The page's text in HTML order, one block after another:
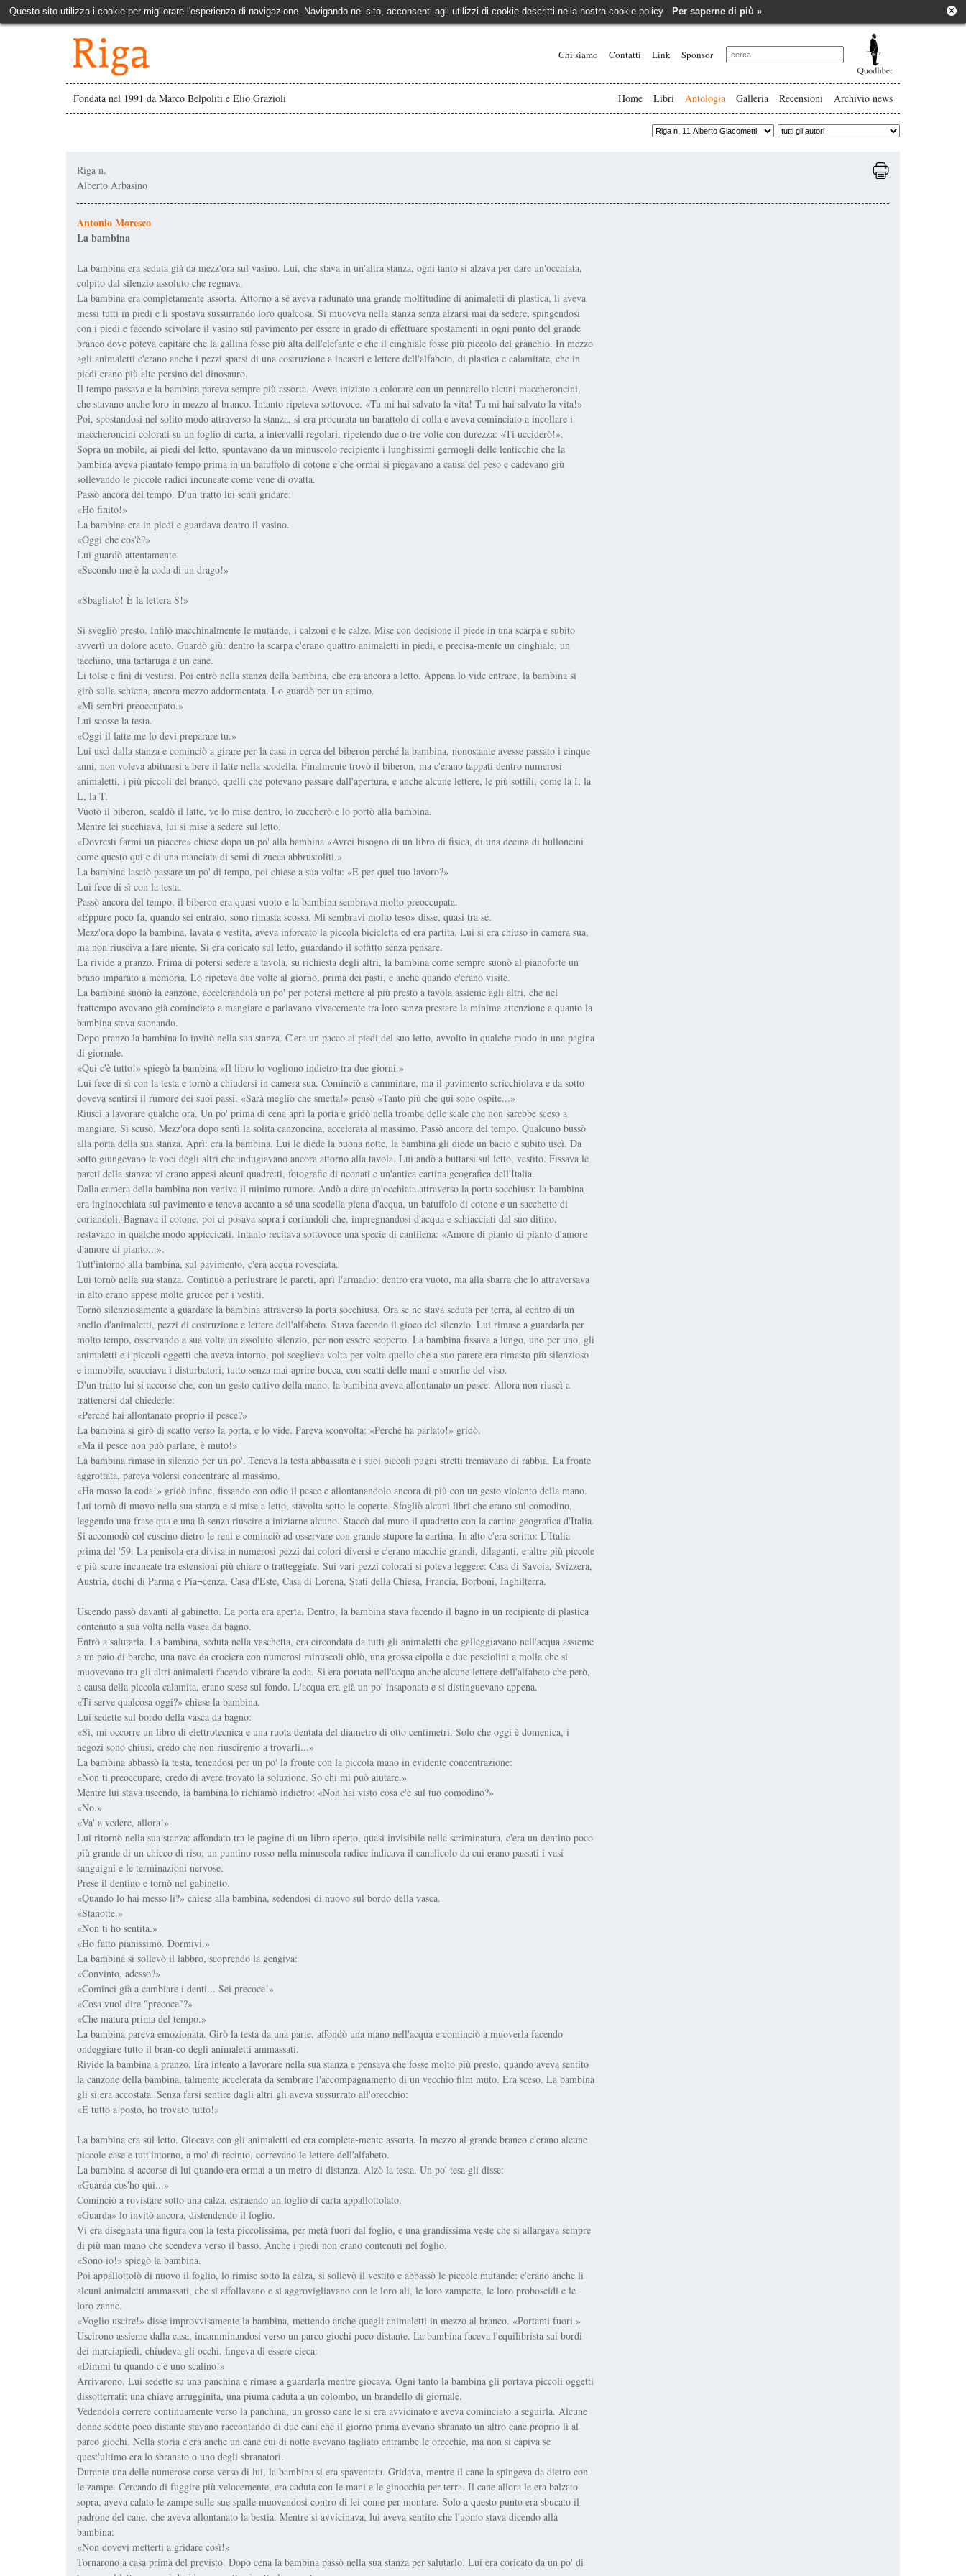
Questo sito utilizza i cookie per migliorare l'esperienza di navigazione. Navigando nel sito, acconsenti agli utilizzi di cookie descritti nella nostra cookie policy Per saperne di più » ×
Chi siamo Contatti Link Sponsor
Fondata nel 1991 da Marco Belpoliti e Elio Grazioli Home Libri Antologia Galleria Recensioni Archivio news
Riga n.
Alberto Arbasino
Antonio Moresco
La bambina
La bambina era seduta già da mezz'ora sul vasino. Lui, che stava in un'altra stanza, ogni tanto si alzava per dare un'occhiata,
colpito dal silenzio assoluto che regnava.
La bambina era completamente assorta. Attorno a sé aveva radunato una grande moltitudine di animaletti di plastica, li aveva
messi tutti in piedi e li spostava sussurrando loro qualcosa. Si muoveva nella stanza senza alzarsi mai da sedere, spingendosi
con i piedi e facendo scivolare il vasino sul pavimento per essere in grado di effettuare spostamenti in ogni punto del grande
branco dove poteva capitare che la gallina fosse più alta dell'elefante e che il cinghiale fosse più piccolo del granchio. In mezzo
agli animaletti c'erano anche i pezzi sparsi di una costruzione a incastri e lettere dell'alfabeto, di plastica e calamitate, che in
piedi erano più alte persino del dinosauro.
Il tempo passava e la bambina pareva sempre più assorta. Aveva iniziato a colorare con un pennarello alcuni maccheroncini,
che stavano anche loro in mezzo al branco. Intanto ripeteva sottovoce: «Tu mi hai salvato la vita! Tu mi hai salvato la vita!»
Poi, spostandosi nel solito modo attraverso la stanza, si era procurata un barattolo di colla e aveva cominciato a incollare i
maccheroncini colorati su un foglio di carta, a intervalli regolari, ripetendo due o tre volte con durezza: «Ti ucciderò!».
Sopra un mobile, ai piedi del letto, spuntavano da un minuscolo recipiente i lunghissimi germogli delle lenticchie che la
bambina aveva piantato tempo prima in un batuffolo di cotone e che ormai si piegavano a causa del peso e cadevano giù
sollevando le piccole radici incuneate come vene di ovatta.
Passò ancora del tempo. D'un tratto lui sentì gridare:
«Ho finito!»
La bambina era in piedi e guardava dentro il vasino.
«Oggi che cos'è?»
Lui guardò attentamente.
«Secondo me è la coda di un drago!»
«Sbagliato! È la lettera S!»
Si svegliò presto. Infilò macchinalmente le mutande, i calzoni e le calze. Mise con decisione il piede in una scarpa e subito
avvertì un dolore acuto. Guardò giù: dentro la scarpa c'erano quattro animaletti in piedi, e precisa-mente un cinghiale, un
tacchino, una tartaruga e un cane.
Li tolse e finì di vestirsi. Poi entrò nella stanza della bambina, che era ancora a letto. Appena lo vide entrare, la bambina si
girò sulla schiena, ancora mezzo addormentata. Lo guardò per un attimo.
«Mi sembri preoccupato.»
Lui scosse la testa.
«Oggi il latte me lo devi preparare tu.»
Lui uscì dalla stanza e cominciò a girare per la casa in cerca del biberon perché la bambina, nonostante avesse passato i cinque
anni, non voleva abituarsi a bere il latte nella scodella. Finalmente trovò il biberon, ma c'erano tappati dentro numerosi
animaletti, i più piccoli del branco, quelli che potevano passare dall'apertura, e anche alcune lettere, le più sottili, come la I, la
L, la T.
Vuotò il biberon, scaldò il latte, ve lo mise dentro, lo zuccherò e lo portò alla bambina.
Mentre lei succhiava, lui si mise a sedere sul letto.
«Dovresti farmi un piacere» chiese dopo un po' alla bambina «Avrei bisogno di un libro di fisica, di una decina di bulloncini
come questo qui e di una manciata di semi di zucca abbrustoliti.»
La bambina lasciò passare un po' di tempo, poi chiese a sua volta: «E per quel tuo lavoro?»
Lui fece di sì con la testa.
Passò ancora del tempo, il biberon era quasi vuoto e la bambina sembrava molto preoccupata.
«Eppure poco fa, quando sei entrato, sono rimasta scossa. Mi sembravi molto teso» disse, quasi tra sé.
Mezz'ora dopo la bambina, lavata e vestita, aveva inforcato la piccola bicicletta ed era partita. Lui si era chiuso in camera sua,
ma non riusciva a fare niente. Si era coricato sul letto, guardando il soffitto senza pensare.
La rivide a pranzo. Prima di potersi sedere a tavola, su richiesta degli altri, la bambina come sempre suonò al pianoforte un
brano imparato a memoria. Lo ripeteva due volte al giorno, prima dei pasti, e anche quando c'erano visite.
La bambina suonò la canzone, accelerandola un po' per potersi mettere al più presto a tavola assieme agli altri, che nel
frattempo avevano già cominciato a mangiare e parlavano vivacemente tra loro senza prestare la minima attenzione a quanto la
bambina stava suonando.
Dopo pranzo la bambina lo invitò nella sua stanza. C'era un pacco ai piedi del suo letto, avvolto in qualche modo in una pagina
di giornale.
«Qui c'è tutto!» spiegò la bambina «Il libro lo vogliono indietro tra due giorni.»
Lui fece di sì con la testa e tornò a chiudersi in camera sua. Cominciò a camminare, ma il pavimento scricchiolava e da sotto
doveva sentirsi il rumore dei suoi passi. «Sarà meglio che smetta!» pensò «Tanto più che qui sono ospite...»
Riuscì a lavorare qualche ora. Un po' prima di cena aprì la porta e gridò nella tromba delle scale che non sarebbe sceso a
mangiare. Si scusò. Mezz'ora dopo sentì la solita canzoncina, accelerata al massimo. Passò ancora del tempo. Qualcuno bussò
alla porta della sua stanza. Aprì: era la bambina. Lui le diede la buona notte, la bambina gli diede un bacio e subito uscì. Da
sotto giungevano le voci degli altri che indugiavano ancora attorno alla tavola. Lui andò a buttarsi sul letto, vestito. Fissava le
pareti della stanza: vi erano appesi alcuni quadretti, fotografie di neonati e un'antica cartina geografica dell'Italia.
Dalla camera della bambina non veniva il minimo rumore. Andò a dare un'occhiata attraverso la porta socchiusa: la bambina
era inginocchiata sul pavimento e teneva accanto a sé una scodella piena d'acqua, un batuffolo di cotone e un sacchetto di
coriandoli. Bagnava il cotone, poi ci posava sopra i coriandoli che, impregnandosi d'acqua e schiacciati dal suo ditino,
restavano in qualche modo appiccicati. Intanto recitava sottovoce una specie di cantilena: «Amore di pianto di pianto d'amore
d'amore di pianto...».
Tutt'intorno alla bambina, sul pavimento, c'era acqua rovesciata.
Lui tornò nella sua stanza. Continuò a perlustrare le pareti, aprì l'armadio: dentro era vuoto, ma alla sbarra che lo attraversava
in alto erano appese molte grucce per i vestiti.
Tornò silenziosamente a guardare la bambina attraverso la porta socchiusa. Ora se ne stava seduta per terra, al centro di un
anello d'animaletti, pezzi di costruzione e lettere dell'alfabeto. Stava facendo il gioco del silenzio. Lui rimase a guardarla per
molto tempo, osservando a sua volta un assoluto silenzio, per non essere scoperto. La bambina fissava a lungo, uno per uno, gli
animaletti e i piccoli oggetti che aveva intorno, poi sceglieva volta per volta quello che a suo parere era rimasto più silenzioso
e immobile, scacciava i disturbatori, tutto senza mai aprire bocca, con scatti delle mani e smorfie del viso.
D'un tratto lui si accorse che, con un gesto cattivo della mano, la bambina aveva allontanato un pesce. Allora non riuscì a
trattenersi dal chiederle:
«Perché hai allontanato proprio il pesce?»
La bambina si girò di scatto verso la porta, e lo vide. Pareva sconvolta: «Perché ha parlato!» gridò.
«Ma il pesce non può parlare, è muto!»
La bambina rimase in silenzio per un po'. Teneva la testa abbassata e i suoi piccoli pugni stretti tremavano di rabbia. La fronte
aggrottata, pareva volersi concentrare al massimo.
«Ha mosso la coda!» gridò infine, fissando con odio il pesce e allontanandolo ancora di più con un gesto violento della mano.
Lui tornò di nuovo nella sua stanza e si mise a letto, stavolta sotto le coperte. Sfogliò alcuni libri che erano sul comodino,
leggendo una frase qua e una là senza riuscire a iniziarne alcuno. Staccò dal muro il quadretto con la cartina geografica d'Italia.
Si accomodò col cuscino dietro le reni e cominciò ad osservare con grande stupore la cartina. In alto c'era scritto: L'Italia
prima del '59. La penisola era divisa in numerosi pezzi dai colori diversi e c'erano macchie grandi, dilaganti, e altre più piccole
e più scure incuneate tra estensioni più chiare o tratteggiate. Sui vari pezzi colorati si poteva leggere: Casa di Savoia, Svizzera,
Austria, duchi di Parma e Pia¬cenza, Casa d'Este, Casa di Lorena, Stati della Chiesa, Francia, Borboni, Inghilterra.
Uscendo passò davanti al gabinetto. La porta era aperta. Dentro, la bambina stava facendo il bagno in un recipiente di plastica
contenuto a sua volta nella vasca da bagno.
Entrò a salutarla. La bambina, seduta nella vaschetta, era circondata da tutti gli animaletti che galleggiavano nell'acqua assieme
a un paio di barche, una nave da crociera con numerosi minuscoli oblò, una grossa cipolla e due pesciolini a molla che si
muovevano tra gli altri animaletti facendo vibrare la coda. Si era portata nell'acqua anche alcune lettere dell'alfabeto che però,
a causa della piccola calamita, erano scese sul fondo. L'acqua era già un po' insaponata e si distinguevano appena.
«Ti serve qualcosa oggi?» chiese la bambina.
Lui sedette sul bordo della vasca da bagno:
«Sì, mi occorre un libro di elettrotecnica e una ruota dentata del diametro di otto centimetri. Solo che oggi è domenica, i
negozi sono chiusi, credo che non riusciremo a trovarli...»
La bambina abbassò la testa, tenendosi per un po' la fronte con la piccola mano in evidente concentrazione:
«Non ti preoccupare, credo di avere trovato la soluzione. So chi mi può aiutare.»
Mentre lui stava uscendo, la bambina lo richiamò indietro: «Non hai visto cosa c'è sul tuo comodino?»
«No.»
«Va' a vedere, allora!»
Lui ritornò nella sua stanza: affondato tra le pagine di un libro aperto, quasi invisibile nella scriminatura, c'era un dentino poco
più grande di un chicco di riso; un puntino rosso nella minuscola radice indicava il canalicolo da cui erano passati i vasi
sanguigni e le terminazioni nervose.
Prese il dentino e tornò nel gabinetto.
«Quando lo hai messo lì?» chiese alla bambina, sedendosi di nuovo sul bordo della vasca.
«Stanotte.»
«Non ti ho sentita.»
«Ho fatto pianissimo. Dormivi.»
La bambina si sollevò il labbro, scoprendo la gengiva:
«Convinto, adesso?»
«Cominci già a cambiare i denti... Sei precoce!»
«Cosa vuol dire "precoce"?»
«Che matura prima del tempo.»
La bambina pareva emozionata. Girò la testa da una parte, affondò una mano nell'acqua e cominciò a muoverla facendo
ondeggiare tutto il bran-co degli animaletti ammassati.
Rivide la bambina a pranzo. Era intento a lavorare nella sua stanza e pensava che fosse molto più presto, quando aveva sentito
la canzone della bambina, talmente accelerata da sembrare l'accompagnamento di un vecchio film muto. Era sceso. La bambina
gli si era accostata. Senza farsi sentire dagli altri gli aveva sussurrato all'orecchio:
«E tutto a posto, ho trovato tutto!»
La bambina era sul letto. Giocava con gli animaletti ed era completa-mente assorta. In mezzo al grande branco c'erano alcune
piccole case e tutt'intorno, a mo' di recinto, correvano le lettere dell'alfabeto.
La bambina si accorse di lui quando era ormai a un metro di distanza. Alzò la testa. Un po' tesa gli disse:
«Guarda cos'ho qui...»
Cominciò a rovistare sotto una calza, estraendo un foglio di carta appallottolato.
«Guarda» lo invitò ancora, distendendo il foglio.
Vi era disegnata una figura con la testa piccolissima, per metà fuori dal foglio, e una grandissima veste che si allargava sempre
di più man mano che scendeva verso il basso. Anche i piedi non erano contenuti nel foglio.
«Sono io!» spiegò la bambina.
Poi appallottolò di nuovo il foglio, lo rimise sotto la calza, si sollevò il vestito e abbassò le piccole mutande: c'erano anche lì
alcuni animaletti ammassati, che si affollavano e si aggrovigliavano con le loro ali, le loro zampette, le loro proboscidi e le
loro zanne.
«Voglio uscire!» disse improvvisamente la bambina, mettendo anche quegli animaletti in mezzo al branco. «Portami fuori.»
Uscirono assieme dalla casa, incamminandosi verso un parco giochi poco distante. La bambina faceva l'equilibrista sui bordi
dei marciapiedi, chiudeva gli occhi, fingeva di essere cieca:
«Dimmi tu quando c'è uno scalino!»
Arrivarono. Lui sedette su una panchina e rimase a guardarla mentre giocava. Ogni tanto la bambina gli portava piccoli oggetti
dissotterrati: una chiave arrugginita, una piuma caduta a un colombo, un brandello di giornale.
Vedendola correre continuamente verso la panchina, un grosso cane le si era avvicinato e aveva cominciato a seguirla. Alcune
donne sedute poco distante stavano raccontando di due cani che il giorno prima avevano sbranato un altro cane proprio lì al
parco giochi. Nella storia c'era anche un cane cui di notte avevano tagliato entrambe le orecchie, ma non si capiva se
quest'ultimo era lo sbranato o uno degli sbranatori.
Durante una delle numerose corse verso di lui, la bambina si era spaventata. Gridava, mentre il cane la spingeva da dietro con
le zampe. Cercando di fuggire più velocemente, era caduta con le mani e le ginocchia per terra. Il cane allora le era balzato
sopra, aveva calato le zampe sulle sue spalle muovendosi contro di lei come per montare. Solo a questo punto era sbucato il
padrone del cane, che aveva allontanato la bestia. Mentre si avvicinava, lui aveva sentito che l'uomo stava dicendo alla
bambina:
«Non dovevi metterti a gridare così!»
Tornarono a casa prima del previsto. Dopo cena la bambina passò nella sua stanza per salutarlo. Lui era coricato da un po' di